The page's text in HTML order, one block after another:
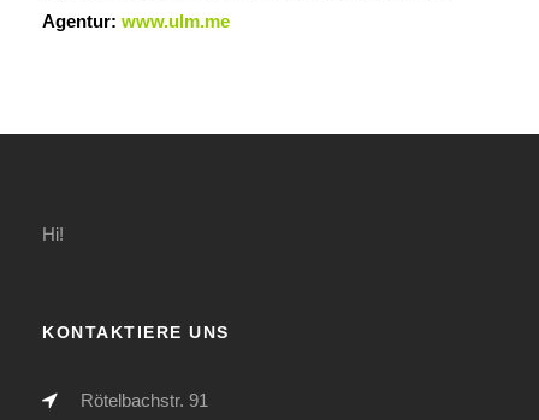
Agentur: www.ulm.me
Hi!
KONTAKTIERE UNS
Rötelbachstr. 91